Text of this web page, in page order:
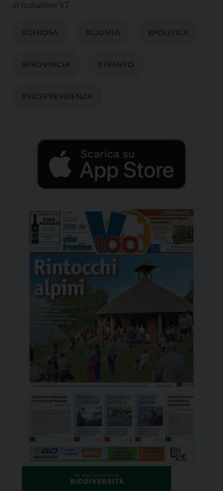
di redazione VT
#GEROSA #GIUNTA #POLITICA
#PROVINCIA #TRENTO
#VICEPRESIDENZA